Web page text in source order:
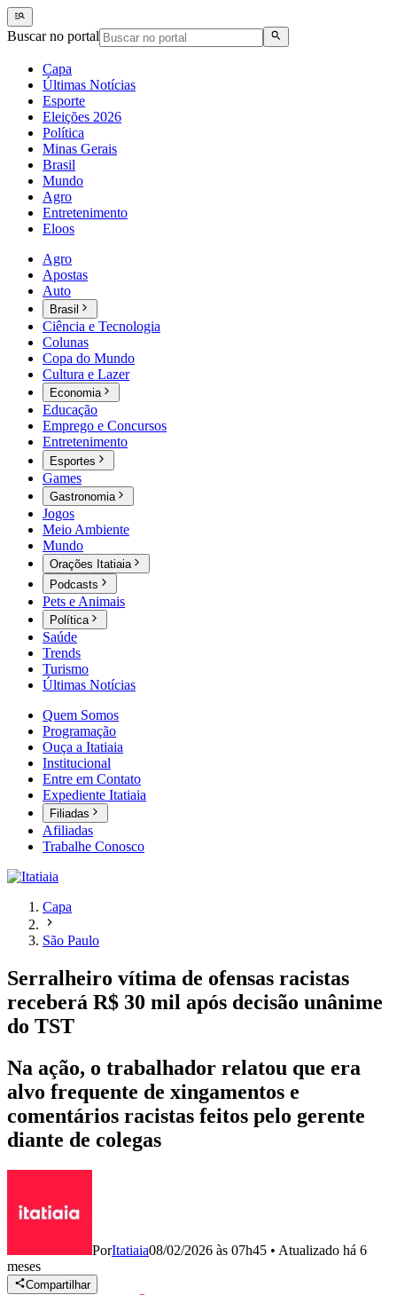
Buscar no portal
Capa
Últimas Notícias
Esporte
Eleições 2026
Política
Minas Gerais
Brasil
Mundo
Agro
Entretenimento
Eloos
Agro
Apostas
Auto
Brasil
Ciência e Tecnologia
Colunas
Copa do Mundo
Cultura e Lazer
Economia
Educação
Emprego e Concursos
Entretenimento
Esportes
Games
Gastronomia
Jogos
Meio Ambiente
Mundo
Orações Itatiaia
Podcasts
Pets e Animais
Política
Saúde
Trends
Turismo
Últimas Notícias
Quem Somos
Programação
Ouça a Itatiaia
Institucional
Entre em Contato
Expediente Itatiaia
Filiadas
Afiliadas
Trabalhe Conosco
Capa
São Paulo
Serralheiro vítima de ofensas racistas
receberá R$ 30 mil após decisão unânime
do TST
Na ação, o trabalhador relatou que era
alvo frequente de xingamentos e
comentários racistas feitos pelo gerente
diante de colegas
PorItatiaia08/02/2026 às 07h45 • Atualizado há 6
meses
Compartilhar